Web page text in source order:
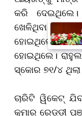
କରି
ଖେଳିଥିବା କେଏଲ
ହୋଇଥିଲେ। ସେ
ହୋଇଥିଲେ।
ସ୍କୋର ୭୧/୪
ଚାରିଟି ୱିକେଟ୍
କୁମାର ରେଡ୍ଡୀ